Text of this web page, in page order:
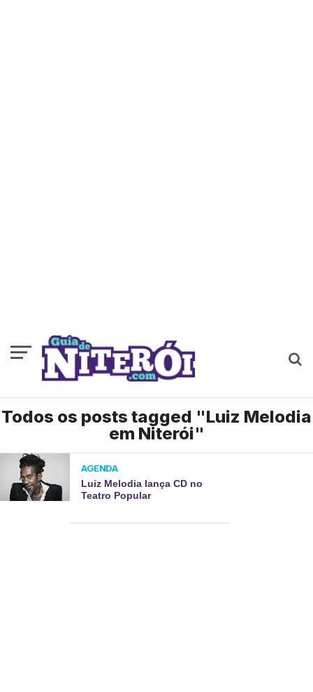
Todos os posts tagged "Luiz Melodia
em Niterói"
AGENDA
Luiz Melodia lança CD no
Teatro Popular